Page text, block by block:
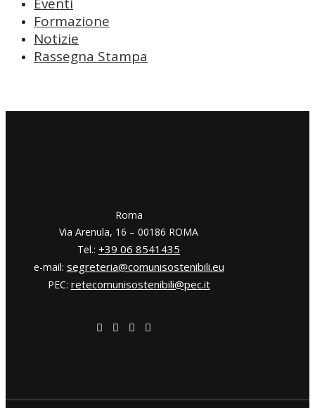
Eventi
Formazione
Notizie
Rassegna Stampa
​​Roma
Via Arenula, 16 – 00186 ROMA
Tel.: +39 06 8541435
e-mail: segreteria@comunisostenibili.eu
PEC: retecomunisostenibili@pec.it